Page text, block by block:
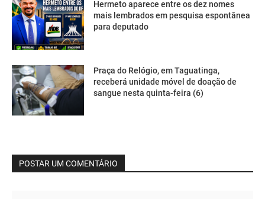
Hermeto aparece entre os dez nomes
mais lembrados em pesquisa espontânea
para deputado
Praça do Relógio, em Taguatinga,
receberá unidade móvel de doação de
sangue nesta quinta-feira (6)
POSTAR UM COMENTÁRIO